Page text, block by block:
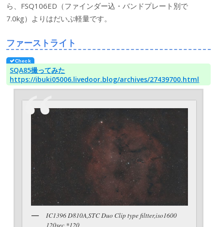
ら、FSQ106ED（ファインダー込・バンドプレート別で
7.0kg）よりはだいぶ軽量です。
ファーストライト
SQA85撮ってみた
https://ibuki05006.livedoor.blog/archives/27439700.html
IC1396 D810A,STC Duo Clip type filtter,iso1600
120sec *120